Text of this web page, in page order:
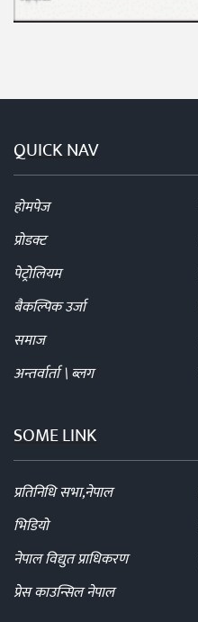
QUICK NAV
होमपेज
प्रोडक्ट
पेट्रोलियम
बैकल्पिक उर्जा
समाज
अन्तर्वार्ता \ ब्लग
SOME LINK
प्रतिनिधि सभा,नेपाल
भिडियो
नेपाल विद्युत प्राधिकरण
प्रेस काउन्सिल नेपाल